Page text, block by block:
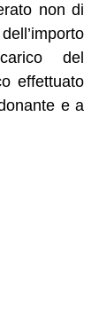
non di
del
effettuato
e a